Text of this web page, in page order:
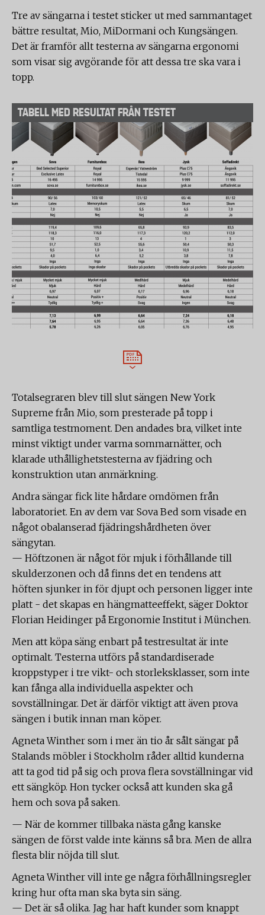
Tre av sängarna i testet sticker ut med sammantaget
bättre resultat, Mio, MiDormani och Kungsängen.
Det är framför allt testerna av sängarna ergonomi
som visar sig avgörande för att dessa tre ska vara i
topp.
TABELL MED RESULTAT FRÅN TESTET
Totalsegraren blev till slut sängen New York
Supreme från Mio, som presterade på topp i
samtliga testmoment. Den andades bra, vilket inte
minst viktigt under varma sommarnätter, och
klarade uthållighetstesterna av fjädring och
konstruktion utan anmärkning.
Andra sängar fick lite hårdare omdömen från
laboratoriet. En av dem var Sova Bed som visade en
något obalanserad fjädringshårdheten över
sängytan.
— Höftzonen är något för mjuk i förhållande till
skulderzonen och då finns det en tendens att
höften sjunker in för djupt och personen ligger inte
platt - det skapas en hängmatteeffekt, säger Doktor
Florian Heidinger på Ergonomie Institut i München.
Men att köpa säng enbart på testresultat är inte
optimalt. Testerna utförs på standardiserade
kroppstyper i tre vikt- och storleksklasser, som inte
kan fånga alla individuella aspekter och
sovställningar. Det är därför viktigt att även prova
sängen i butik innan man köper.
Agneta Winther som i mer än tio år sålt sängar på
Stalands möbler i Stockholm råder alltid kunderna
att ta god tid på sig och prova flera sovställningar vid
ett sängköp. Hon tycker också att kunden ska gå
hem och sova på saken.
— När de kommer tillbaka nästa gång kanske
sängen de först valde inte känns så bra. Men de allra
flesta blir nöjda till slut.
Agneta Winther vill inte ge några förhållningsregler
kring hur ofta man ska byta sin säng.
— Det är så olika. Jag har haft kunder som knappt